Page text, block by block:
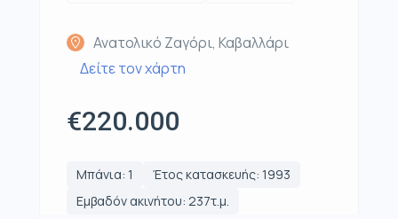
Ανατολικό Ζαγόρι, Καβαλλάρι
Δείτε τον χάρτη
€220.000
Μπάνια: 1
Έτος κατασκευής: 1993
Εμβαδόν ακινήτου: 237τ.μ.